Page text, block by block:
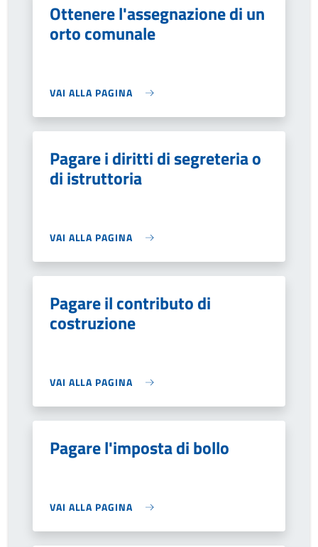
Ottenere l'assegnazione di un
orto comunale
VAI ALLA PAGINA
Pagare i diritti di segreteria o
di istruttoria
VAI ALLA PAGINA
Pagare il contributo di
costruzione
VAI ALLA PAGINA
Pagare l'imposta di bollo
VAI ALLA PAGINA